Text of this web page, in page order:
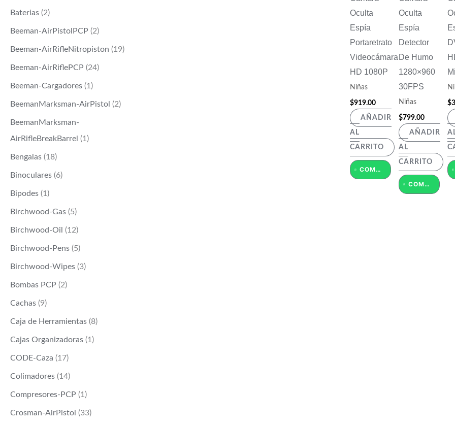
Baterias (2)
Beeman-AirPistolPCP (2)
Beeman-AirRifleNitropiston (19)
Beeman-AirRiflePCP (24)
Beeman-Cargadores (1)
BeemanMarksman-AirPistol (2)
BeemanMarksman-
AirRifleBreakBarrel (1)
Bengalas (18)
Binoculares (6)
Bipodes (1)
Birchwood-Gas (5)
Birchwood-Oil (12)
Birchwood-Pens (5)
Birchwood-Wipes (3)
Bombas PCP (2)
Cachas (9)
Caja de Herramientas (8)
Cajas Organizadoras (1)
CODE-Caza (17)
Colimadores (14)
Compresores-PCP (1)
Crosman-AirPistol (33)
Oculta
Espía
Portaretrato
Videocámara
HD 1080P
Niñas
$919.00
AÑADIR
AL
CARRITO
COMPRAR POR WHATSAPP
Oculta
Espía
Detector
De Humo
1280×960
30FPS
Niñas
$799.00
AÑADIR
AL
CARRITO
COMPRAR POR WHATSAPP
$